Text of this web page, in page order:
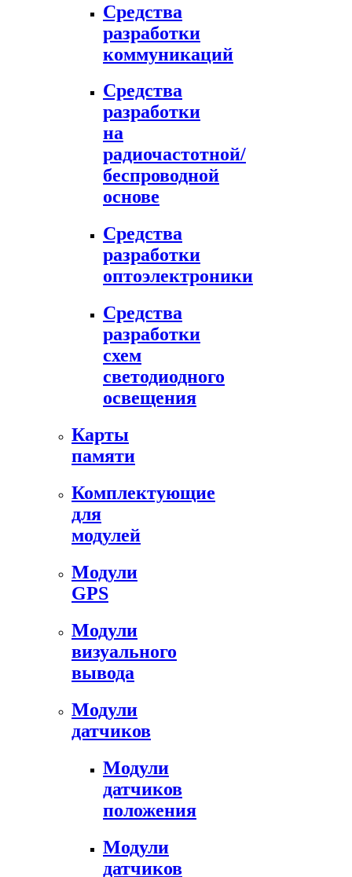
Средства
разработки
коммуникаций
Средства
разработки
на
радиочастотной/
беспроводной
основе
Средства
разработки
оптоэлектроники
Средства
разработки
схем
светодиодного
освещения
Карты
памяти
Комплектующие
для
модулей
Модули
GPS
Модули
визуального
вывода
Модули
датчиков
Модули
датчиков
положения
Модули
датчиков